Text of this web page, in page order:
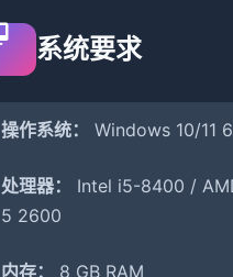
系统要求
操作系统： Windows 10/11
处理器：
Intel i5-8400 /
5 2600
内存： 8 GB RAM